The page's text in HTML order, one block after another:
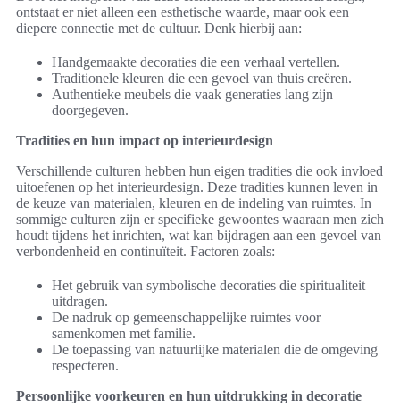
ontstaat er niet alleen een esthetische waarde, maar ook een
diepere connectie met de cultuur. Denk hierbij aan:
Handgemaakte decoraties die een verhaal vertellen.
Traditionele kleuren die een gevoel van thuis creëren.
Authentieke meubels die vaak generaties lang zijn
doorgegeven.
Tradities en hun impact op interieurdesign
Verschillende culturen hebben hun eigen tradities die ook invloed
uitoefenen op het interieurdesign. Deze tradities kunnen leven in
de keuze van materialen, kleuren en de indeling van ruimtes. In
sommige culturen zijn er specifieke gewoontes waaraan men zich
houdt tijdens het inrichten, wat kan bijdragen aan een gevoel van
verbondenheid en continuïteit. Factoren zoals:
Het gebruik van symbolische decoraties die spiritualiteit
uitdragen.
De nadruk op gemeenschappelijke ruimtes voor
samenkomen met familie.
De toepassing van natuurlijke materialen die de omgeving
respecteren.
Persoonlijke voorkeuren en hun uitdrukking in decoratie